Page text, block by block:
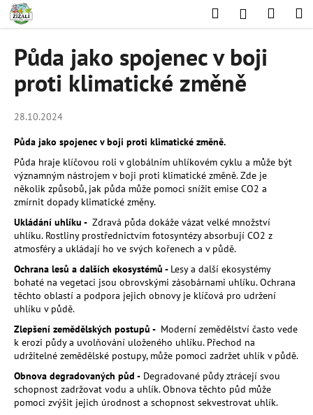
Přejít
obsah
HledatPřihlášení
Půda jako spojenec v boji
proti klimatické změně
28.10.2024
Půda jako spojenec v boji proti klimatické změně.
Půda hraje klíčovou roli v globálním uhlíkovém cyklu a může být
významným nástrojem v boji proti klimatické změně. Zde je
několik způsobů, jak půda může pomoci snížit emise CO2 a
zmírnit dopady klimatické změny.
Ukládání uhlíku - Zdravá půda dokáže vázat velké množství
uhlíku. Rostliny prostřednictvím fotosyntézy absorbují CO2 z
atmosféry a ukládají ho ve svých kořenech a v půdě.
Ochrana lesů a dalších ekosystémů - Lesy a další ekosystémy
bohaté na vegetaci jsou obrovskými zásobárnami uhlíku. Ochrana
těchto oblastí a podpora jejich obnovy je klíčová pro udržení
uhlíku v půdě.
Zlepšení zemědělských postupů - Moderní zemědělství často vede
k erozi půdy a uvolňování uloženého uhlíku. Přechod na
udržitelné zemědělské postupy, může pomoci zadržet uhlík v půdě.
Obnova degradovaných půd - Degradované půdy ztrácejí svou
schopnost zadržovat vodu a uhlík. Obnova těchto půd může
pomoci zvýšit jejich úrodnost a schopnost sekvestrovat uhlík.
o
C
o
p
t
ř
e
b
u
j
e
t
e
n
a
j
í
t
?